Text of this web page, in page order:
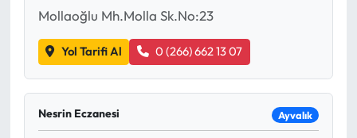
Mollaoğlu Mh.Molla Sk.No:23
Yol Tarifi Al 0 (266) 662 13 07
Nesrin Eczanesi Ayvalık